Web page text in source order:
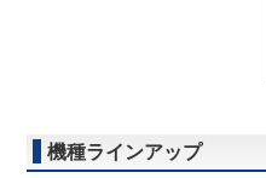
機種ラインアップ